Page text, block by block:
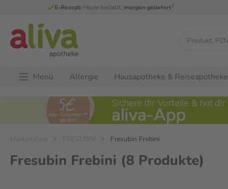
E-Rezept: Heute bestellt, morgen geliefert3
Menü Allergie Hausapotheke & Reiseapotheke
Markenshop FRESUBIN Fresubin Frebini
Fresubin Frebini (8 Produkte)